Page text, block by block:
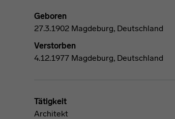
Geboren
27.3.1902 Magdeburg, Deutschland
Verstorben
4.12.1977 Magdeburg, Deutschland
Tätigkeit
Architekt